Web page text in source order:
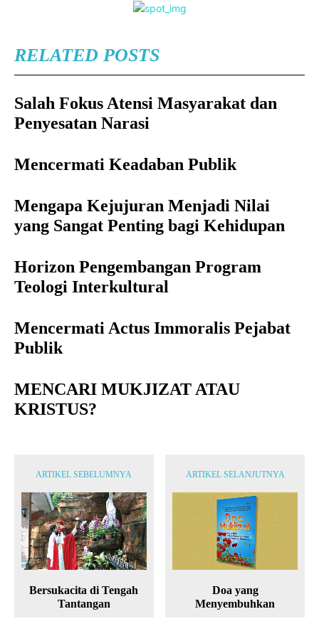
RELATED POSTS
Salah Fokus Atensi Masyarakat dan
Penyesatan Narasi
Mencermati Keadaban Publik
Mengapa Kejujuran Menjadi Nilai
yang Sangat Penting bagi Kehidupan
Horizon Pengembangan Program
Teologi Interkultural
Mencermati Actus Immoralis Pejabat
Publik
MENCARI MUKJIZAT ATAU
KRISTUS?
ARTIKEL SEBELUMNYA
Bersukacita di Tengah
Tantangan
ARTIKEL SELANJUTNYA
Doa yang
Menyembuhkan